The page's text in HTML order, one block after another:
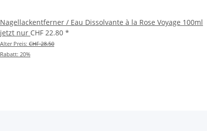
Nagellackentferner / Eau Dissolvante à la Rose Voyage 100ml
jetzt nur CHF 22.80 *
Alter Preis: CHF 28.50
Rabatt: 20%